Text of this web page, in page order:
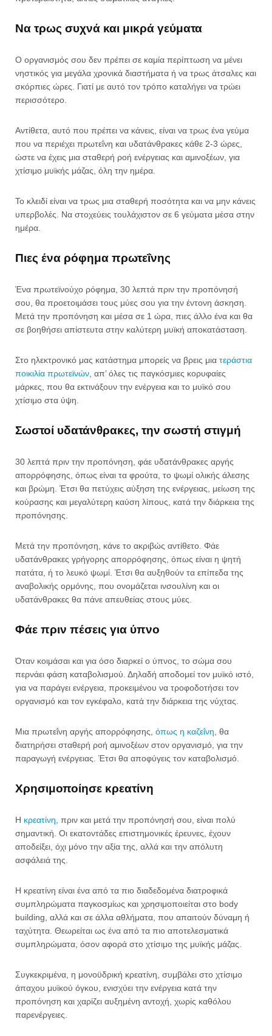
Να τρως συχνά και μικρά γεύματα
Ο οργανισμός σου δεν πρέπει σε καμία περίπτωση να μένει
νηστικός για μεγάλα χρονικά διαστήματα ή να τρως άτσαλες και
σκόρπιες ώρες. Γιατί με αυτό τον τρόπο καταλήγει να τρώει
περισσότερο.
Αντίθετα, αυτό που πρέπει να κάνεις, είναι να τρως ένα γεύμα
που να περιέχει πρωτεΐνη και υδατάνθρακες κάθε 2-3 ώρες,
ώστε να έχεις μια σταθερή ροή ενέργειας και αμινοξέων, για
χτίσιμο μυϊκής μάζας, όλη την ημέρα.
Το κλειδί είναι να τρως μια σταθερή ποσότητα και να μην κάνεις
υπερβολές. Να στοχεύεις τουλάχιστον σε 6 γεύματα μέσα στην
ημέρα.
Πιες ένα ρόφημα πρωτεΐνης
Ένα πρωτεϊνούχο ρόφημα, 30 λεπτά πριν την προπόνησή
σου, θα προετοιμάσει τους μύες σου για την έντονη άσκηση.
Μετά την προπόνηση και μέσα σε 1 ώρα, πιες άλλο ένα και θα
σε βοηθήσει απίστευτα στην καλύτερη μυϊκή αποκατάσταση.
Στο ηλεκτρονικό μας κατάστημα μπορείς να βρεις μια τεράστια
ποικιλία πρωτεϊνών, απ’ όλες τις παγκόσμιες κορυφαίες
μάρκες, που θα εκτινάξουν την ενέργεια και το μυϊκό σου
χτίσιμο στα ύψη.
Σωστοί υδατάνθρακες, την σωστή στιγμή
30 λεπτά πριν την προπόνηση, φάε υδατάνθρακες αργής
απορρόφησης, όπως είναι τα φρούτα, το ψωμί ολικής άλεσης
και βρώμη. Έτσι θα πετύχεις αύξηση της ενέργειας, μείωση της
κούρασης και μεγαλύτερη καύση λίπους, κατά την διάρκεια της
προπόνησης.
Μετά την προπόνηση, κάνε το ακριβώς αντίθετο. Φάε
υδατάνθρακες γρήγορης απορρόφησης, όπως είναι η ψητή
πατάτα, ή το λευκό ψωμί. Έτσι θα αυξηθούν τα επίπεδα της
αναβολικής ορμόνης, που ονομάζεται ινσουλίνη και οι
υδατάνθρακες θα πάνε απευθείας στους μύες.
Φάε πριν πέσεις για ύπνο
Όταν κοιμάσαι και για όσο διαρκεί ο ύπνος, το σώμα σου
περνάει φάση καταβολισμού. Δηλαδή αποδομεί τον μυϊκό ιστό,
για να παράγει ενέργεια, προκειμένου να τροφοδοτήσει τον
οργανισμό και τον εγκέφαλο, κατά την διάρκεια της νύχτας.
Μια πρωτεΐνη αργής απορρόφησης, όπως η καζεΐνη, θα
διατηρήσει σταθερή ροή αμινοξέων στον οργανισμό, για την
παραγωγή ενέργειας. Έτσι θα αποφύγεις τον καταβολισμό.
Χρησιμοποίησε κρεατίνη
Η κρεατίνη, πριν και μετά την προπόνησή σου, είναι πολύ
σημαντική. Οι εκατοντάδες επιστημονικές έρευνες, έχουν
αποδείξει, όχι μόνο την αξία της, αλλά και την απόλυτη
ασφάλειά της.
Η κρεατίνη είναι ένα από τα πιο διαδεδομένα διατροφικά
συμπληρώματα παγκοσμίως και χρησιμοποιείται στο body
building, αλλά και σε άλλα αθλήματα, που απαιτούν δύναμη ή
ταχύτητα. Θεωρείται ως ένα από τα πιο αποτελεσματικά
συμπληρώματα, όσον αφορά στο χτίσιμο της μυϊκής μάζας.
Συγκεκριμένα, η μονοϋδρική κρεατίνη, συμβάλει στο χτίσιμο
άπαχου μυϊκού όγκου, ενισχύει την ενέργεια κατά την
προπόνηση και χαρίζει αυξημένη αντοχή, χωρίς καθόλου
παρενέργειες.